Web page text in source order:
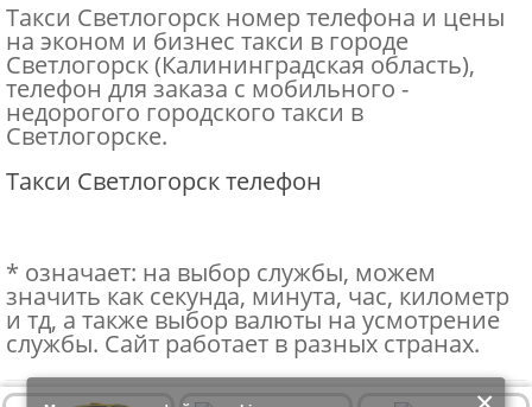
Такси Светлогорск номер телефона и цены
на эконом и бизнес такси в городе
Светлогорск (Калининградская область),
телефон для заказа с мобильного -
недорогого городского такси в
Светлогорске.
Такси Светлогорск телефон
* означает: на выбор службы, можем
значить как секунда, минута, час, километр
и тд, а также выбор валюты на усмотрение
службы. Сайт работает в разных странах.